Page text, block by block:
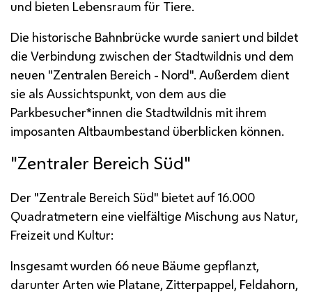
und bieten Lebensraum für Tiere.
Die historische Bahnbrücke wurde saniert und bildet
die Verbindung zwischen der Stadtwildnis und dem
neuen "Zentralen Bereich - Nord". Außerdem dient
sie als Aussichtspunkt, von dem aus die
Parkbesucher*innen die Stadtwildnis mit ihrem
imposanten Altbaumbestand überblicken können.
"Zentraler Bereich Süd"
Der "Zentrale Bereich Süd" bietet auf 16.000
Quadratmetern eine vielfältige Mischung aus Natur,
Freizeit und Kultur:
Insgesamt wurden 66 neue Bäume gepflanzt,
darunter Arten wie Platane, Zitterpappel, Feldahorn,